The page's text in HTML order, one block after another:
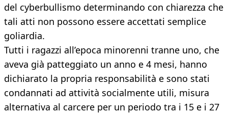
del cyberbullismo determinando con chiarezza che
tali atti non possono essere accettati semplice
goliardia.
Tutti i ragazzi all’epoca minorenni tranne uno, che
aveva già patteggiato un anno e 4 mesi, hanno
dichiarato la propria responsabilità e sono stati
condannati ad attività socialmente utili, misura
alternativa al carcere per un periodo tra i 15 e i 27